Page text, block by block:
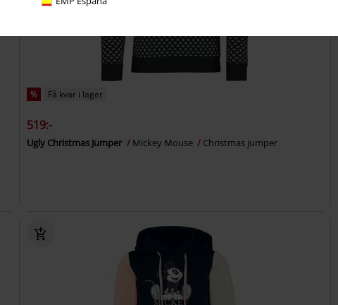
% Få kvar i lager
519:-
Ugly Christmas Jumper Mickey Mouse Christmas jumper